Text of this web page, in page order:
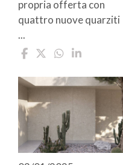
propria offerta con
quattro nuove quarziti
...